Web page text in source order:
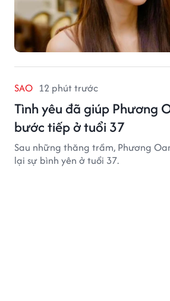
SAO 12 phút trước
Tình yêu đã giúp Phương
bước tiếp ở tuổi 37
Sau những thăng trầm, Phương
lại sự bình yên ở tuổi 37.